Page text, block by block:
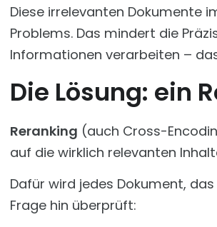
Diese irrelevanten Dokumente
Problems. Das mindert die
Informationen verarbeiten –
Die Lösung: ein
Reranking (auch Cross-
auf die wirklich relevanten
Dafür wird jedes Dokument,
Frage hin überprüft: